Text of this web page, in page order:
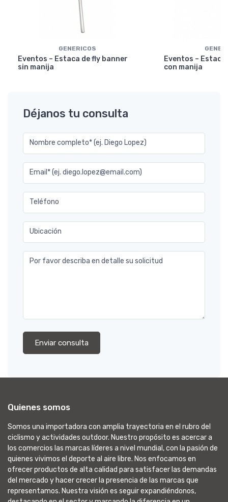
GENERICOS
Eventos – Estaca de fly banner
sin manija
Eventos –
con manija
Déjanos tu consulta
Nombre completo* (ej. Diego Lopez)
Email* (ej. diego.lopez@email.com)
Teléfono
Ubicación
Por favor describa en detalle su solicitud
Enviar consulta
Quienes somos
Somos una importadora con amplia trayectoria en el rubro del
ciclismo y actividades outdoor. Nuestro propósito es acercar a
los comercios las marcas líderes a nivel mundial, con la pasión de
quienes vivimos el deporte al aire libre. Nos enfocamos en
ofrecer productos de alta calidad para satisfacer las demandas
del mercado y hacer crecer la presencia de las marcas que
representamos. Nuestra visión es seguir expandiéndonos,